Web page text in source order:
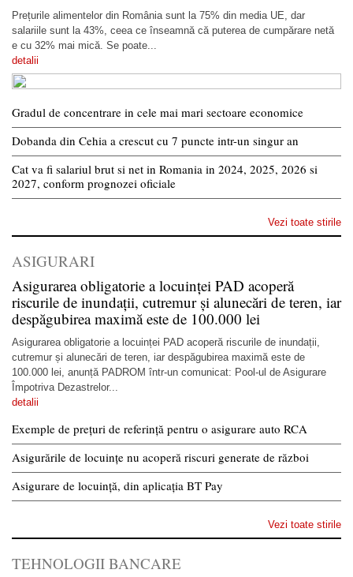
Prețurile alimentelor din România sunt la 75% din media UE, dar
salariile sunt la 43%, ceea ce înseamnă că puterea de cumpărare netă
e cu 32% mai mică. Se poate...
detalii
Gradul de concentrare in cele mai mari sectoare economice
Dobanda din Cehia a crescut cu 7 puncte intr-un singur an
Cat va fi salariul brut si net in Romania in 2024, 2025, 2026 si
2027, conform prognozei oficiale
Vezi toate stirile
ASIGURARI
Asigurarea obligatorie a locuinței PAD acoperă
riscurile de inundații, cutremur și alunecări de teren, iar
despăgubirea maximă este de 100.000 lei
Asigurarea obligatorie a locuinței PAD acoperă riscurile de inundații,
cutremur și alunecări de teren, iar despăgubirea maximă este de
100.000 lei, anunță PADROM într-un comunicat: Pool-ul de Asigurare
Împotriva Dezastrelor...
detalii
Exemple de prețuri de referință pentru o asigurare auto RCA
Asigurările de locuințe nu acoperă riscuri generate de război
Asigurare de locuință, din aplicația BT Pay
Vezi toate stirile
TEHNOLOGII BANCARE